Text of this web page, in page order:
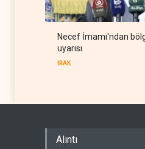
Necef İmamı'ndan
uyarısı
IRAK
Alıntı